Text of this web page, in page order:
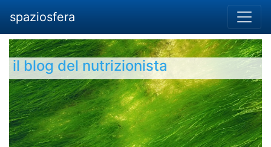
spaziosfera
il blog del nutrizionista